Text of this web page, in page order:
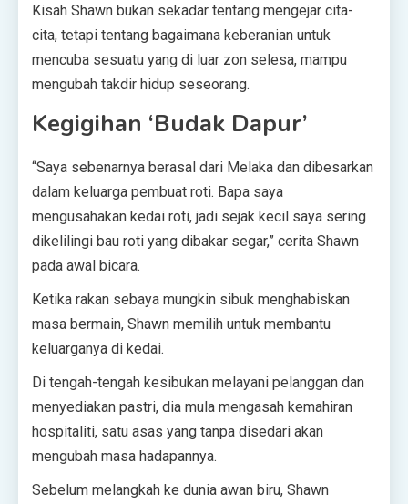
Kisah Shawn bukan sekadar tentang mengejar cita-
cita, tetapi tentang bagaimana keberanian untuk
mencuba sesuatu yang di luar zon selesa, mampu
mengubah takdir hidup seseorang.
Kegigihan ‘Budak Dapur’
“Saya sebenarnya berasal dari Melaka dan dibesarkan
dalam keluarga pembuat roti. Bapa saya
mengusahakan kedai roti, jadi sejak kecil saya sering
dikelilingi bau roti yang dibakar segar,” cerita Shawn
pada awal bicara.
Ketika rakan sebaya mungkin sibuk menghabiskan
masa bermain, Shawn memilih untuk membantu
keluarganya di kedai.
Di tengah-tengah kesibukan melayani pelanggan dan
menyediakan pastri, dia mula mengasah kemahiran
hospitaliti, satu asas yang tanpa disedari akan
mengubah masa hadapannya.
Sebelum melangkah ke dunia awan biru, Shawn